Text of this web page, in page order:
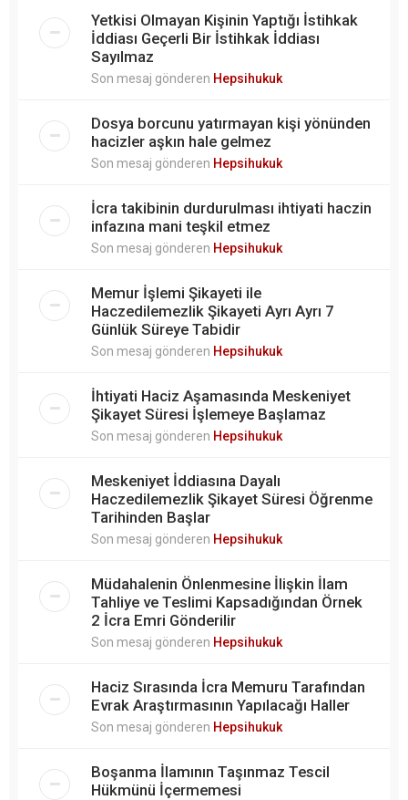
Yetkisi Olmayan Kişinin Yaptığı İstihkak
İddiası Geçerli Bir İstihkak İddiası
Sayılmaz
Son mesaj gönderen Hepsihukuk
Dosya borcunu yatırmayan kişi yönünden
hacizler aşkın hale gelmez
Son mesaj gönderen Hepsihukuk
İcra takibinin durdurulması ihtiyati haczin
infazına mani teşkil etmez
Son mesaj gönderen Hepsihukuk
Memur İşlemi Şikayeti ile
Haczedilemezlik Şikayeti Ayrı Ayrı 7
Günlük Süreye Tabidir
Son mesaj gönderen Hepsihukuk
İhtiyati Haciz Aşamasında Meskeniyet
Şikayet Süresi İşlemeye Başlamaz
Son mesaj gönderen Hepsihukuk
Meskeniyet İddiasına Dayalı
Haczedilemezlik Şikayet Süresi Öğrenme
Tarihinden Başlar
Son mesaj gönderen Hepsihukuk
Müdahalenin Önlenmesine İlişkin İlam
Tahliye ve Teslimi Kapsadığından Örnek
2 İcra Emri Gönderilir
Son mesaj gönderen Hepsihukuk
Haciz Sırasında İcra Memuru Tarafından
Evrak Araştırmasının Yapılacağı Haller
Son mesaj gönderen Hepsihukuk
Boşanma İlamının Taşınmaz Tescil
Hükmünü İçermemesi